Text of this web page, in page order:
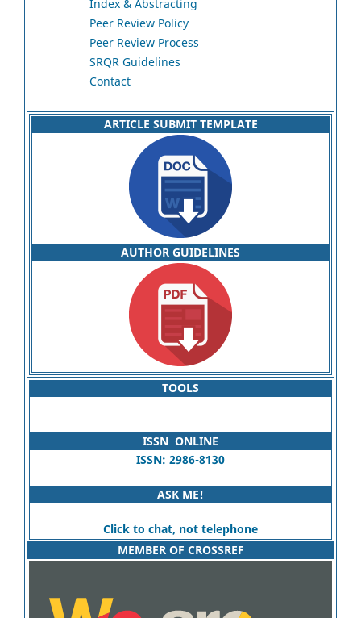
Index & Abstracting
Peer Review Policy
Peer Review Process
SRQR Guidelines
Contact
ARTICLE SUBMIT TEMPLATE
AUTHOR GUIDELINES
TOOLS
ISSN ONLINE
ISSN: 2986-8130
ASK ME!
Click to chat, not telephone
MEMBER OF CROSSREF